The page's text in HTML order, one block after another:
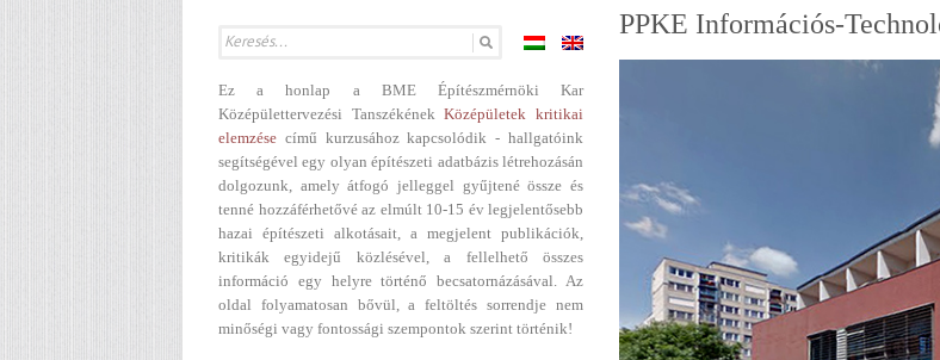
PPKE Információs-
Ez a honlap a BME Építészmérnöki Kar
Középülettervezési TanszékénekKözépületek kritikai
elemzése című kurzusához kapcsolódik - hallgatóink
segítségével egy olyan építészeti adatbázis létrehozásán
dolgozunk, amely átfogó jelleggel gyűjtené össze és
tenné hozzáférhetővé az elmúlt 10-15 év legjelentősebb
hazai építészeti alkotásait, a megjelent publikációk,
kritikák egyidejű közlésével, a fellelhető összes
információ egy helyre történő becsatornázásával. Az
oldal folyamatosan bővül, a feltöltés sorrendje nem
minőségi vagy fontossági szempontok szerint történik!